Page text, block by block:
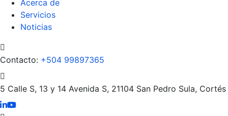
Acerca de
Servicios
Noticias
Contacto: +504 99897365
5 Calle S, 13 y 14 Avenida S, 21104 San Pedro Sula, Cortés